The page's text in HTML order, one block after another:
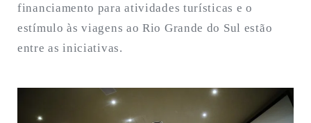
financiamento para atividades turísticas e o
estímulo às viagens ao Rio Grande do Sul estão
entre as iniciativas.